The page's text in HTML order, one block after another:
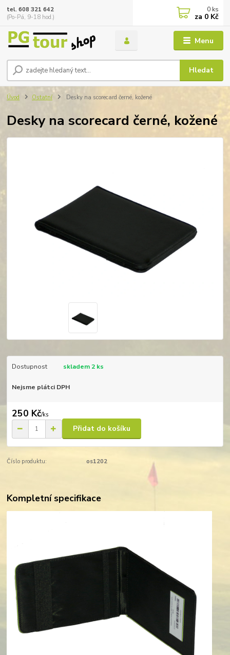
Menu
Hledat
tel. 608 321 642
(Po-Pá, 9-18 hod.)
0 ks
za 0 Kč
Úvod Ostatní Desky na scorecard černé, kožené
Desky na scorecard černé, kožené
Dostupnost skladem 2 ks
Nejsme plátci DPH
250 Kč/ks
Přidat do košíku
Číslo produktu: os1202
Kompletní specifikace